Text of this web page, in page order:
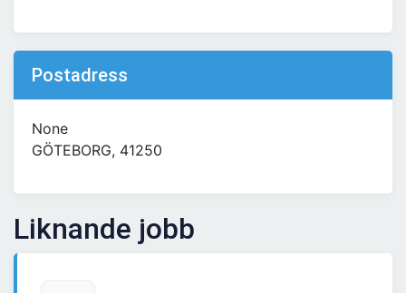
Postadress
None
GÖTEBORG, 41250
Liknande jobb